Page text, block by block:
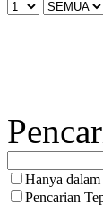
Hanya
Pencarian